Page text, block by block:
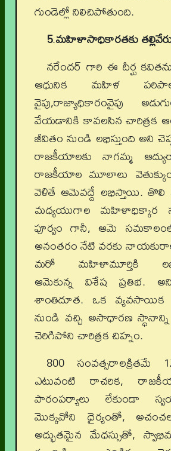
గుండెల్లో నిలిచిపోతుంది.
5.మహిళాసాధికారతకు
నరేందర్ గారి ఈ దీర్ఘ
ఆధునిక మహిళ
వైపు,రాజ్యాధికారంవైపు
వేయడానికి కావలసిన చారిత్రక
జీవితం నుండి లభిస్తుంది అని
రాజకీయాలకు నాగమ్మ
రాజకీయాల మూలాలు
వెళితే ఆమెవద్దే లభిస్తాయి.
మధ్యయుగాల మహిళాధిక్కార
పూర్వం గానీ, ఆమె
అనంతరం నేటి వరకు
మరో మహిళామూర్తికి
ఆమెకున్న విశేష ప్రతిభ.
శాంతిదూత. ఒక వ్యవసాయిక
నుండి వచ్చి అసాధారణ
చెరిగిపోని చారిత్రక చిహ్నం.
800 సంవత్సరాలక్రితమే
ఎటువంటి రాచరిక,
పారంపర్యాలు లేకుండా
మొక్కవోని ధైర్యంతో,
అద్భుతమైన మేధస్సుతో,